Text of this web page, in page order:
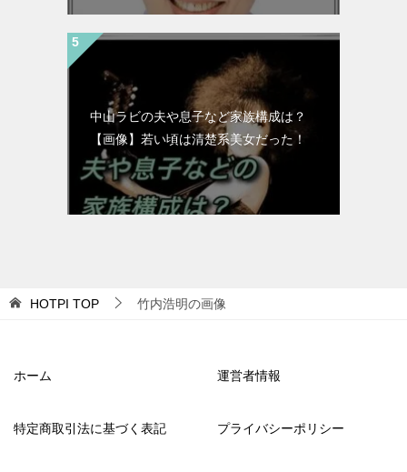
中山ラビの夫や息子など家族構成は？
【画像】若い頃は清楚系美女だった！
HOTPI TOP 竹内浩明の画像
ホーム 運営者情報
特定商取引法に基づく表記 プライバシーポリシー